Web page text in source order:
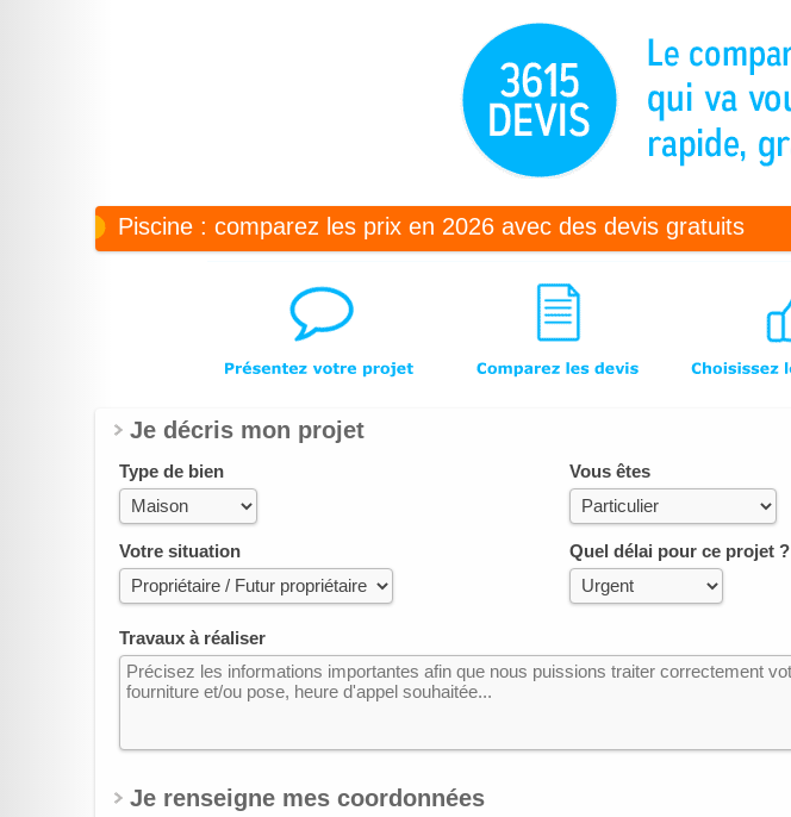
Piscine : comparez les prix en 2026 avec des devis gratuits
Je décris mon projet
Type de bien Vous êtes
Votre situation Quel délai pour ce projet ?
Travaux à réaliser
Je renseigne mes coordonnées